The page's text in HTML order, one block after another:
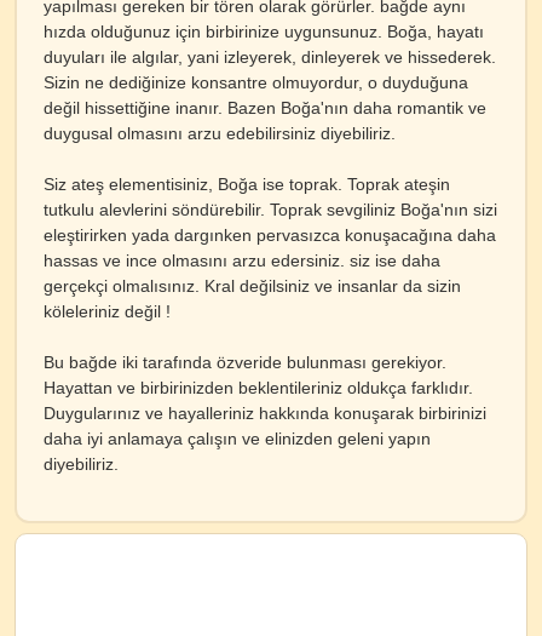
yapılması gereken bir tören olarak görürler. bağde aynı
hızda olduğunuz için birbirinize uygunsunuz. Boğa, hayatı
duyuları ile algılar, yani izleyerek, dinleyerek ve hissederek.
Sizin ne dediğinize konsantre olmuyordur, o duyduğuna
değil hissettiğine inanır. Bazen Boğa'nın daha romantik ve
duygusal olmasını arzu edebilirsiniz diyebiliriz.
Siz ateş elementisiniz, Boğa ise toprak. Toprak ateşin
tutkulu alevlerini söndürebilir. Toprak sevgiliniz Boğa'nın sizi
eleştirirken yada dargınken pervasızca konuşacağına daha
hassas ve ince olmasını arzu edersiniz. siz ise daha
gerçekçi olmalısınız. Kral değilsiniz ve insanlar da sizin
köleleriniz değil !
Bu bağde iki tarafında özveride bulunması gerekiyor.
Hayattan ve birbirinizden beklentileriniz oldukça farklıdır.
Duygularınız ve hayalleriniz hakkında konuşarak birbirinizi
daha iyi anlamaya çalışın ve elinizden geleni yapın
diyebiliriz.